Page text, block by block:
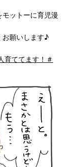
ットーに育児漫
お願いします♪
育ててます！＃